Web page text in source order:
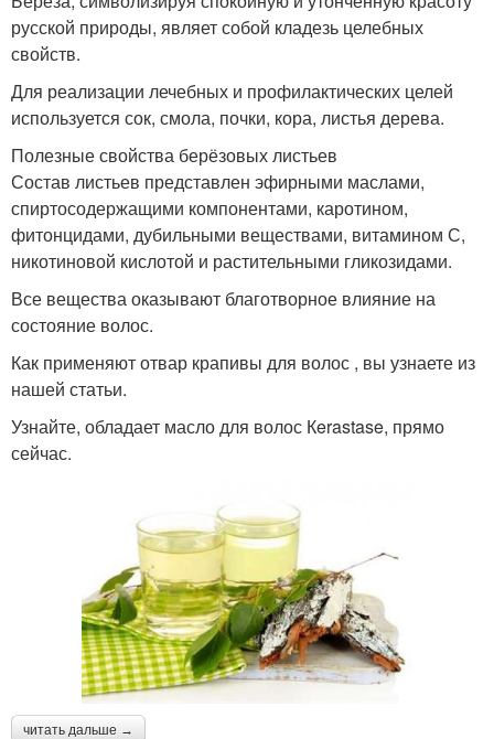
русской природы, являет собой кладезь целебных
свойств.
Для реализации лечебных и профилактических целей
используется сок, смола, почки, кора, листья дерева.
Полезные свойства берёзовых листьев
Состав листьев представлен эфирными маслами,
спиртосодержащими компонентами, каротином,
фитонцидами, дубильными веществами, витамином С,
никотиновой кислотой и растительными гликозидами.
Все вещества оказывают благотворное влияние на
состояние волос.
Как применяют отвар крапивы для волос , вы узнаете из
нашей статьи.
Узнайте, обладает масло для волос Кerastase, прямо
сейчас.
читать дальше →